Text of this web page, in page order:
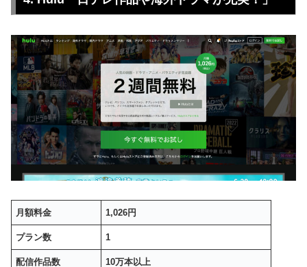
月額料金 1,026円
プラン数 1
配信作品数 10万本以上